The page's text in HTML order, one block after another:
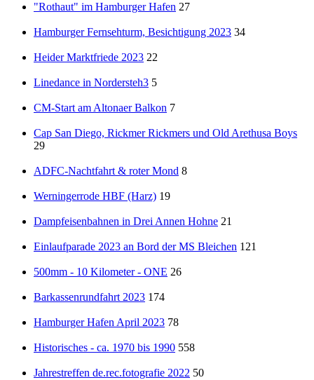
"Rothaut" im Hamburger Hafen 27
Hamburger Fernsehturm, Besichtigung 2023 34
Heider Marktfriede 2023 22
Linedance in Nordersteh3 5
CM-Start am Altonaer Balkon 7
Cap San Diego, Rickmer Rickmers und Old Arethusa Boys
29
ADFC-Nachtfahrt & roter Mond 8
Werningerrode HBF (Harz) 19
Dampfeisenbahnen in Drei Annen Hohne 21
Einlaufparade 2023 an Bord der MS Bleichen 121
500mm - 10 Kilometer - ONE 26
Barkassenrundfahrt 2023 174
Hamburger Hafen April 2023 78
Historisches - ca. 1970 bis 1990 558
Jahrestreffen de.rec.fotografie 2022 50